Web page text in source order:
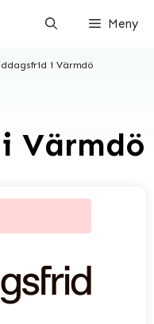
Meny
i Värmdö
Värmdö